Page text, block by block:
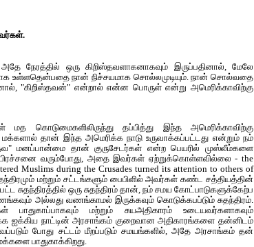
நேரத்தில் ஒரு கிறிஸ்தவளாக‌னாகவும் இருப்பதினால், மேலே
உள்ளதென்பதை நான் நிச்சயமாக சொல்லமுடியும். நான் சொல்வதை
"கிறிஸ்தவன்" என்றால் என்ன பொருள் என்று அமெரிக்காவிற்கு
கொடுமைகளிலிருந்து தப்பித்து இந்த அமெரிக்காவிற்கு
மக்களால் தான் இந்த அமெரிக்க நாடு உருவாக்கப்பட்டது என்றும் நம்
மனப்பான்மை தான் குருசேடர்கள் என்ற பெயரில் முஸ்லீம்களை
வரும்போது, அதை இவர்கள் ஏற்றுக்கொள்ளவில்லை - the
Muslims during the Crusades turned its attention to others of
மற்றும் சட்டங்களும் பைபிளில் அவர்கள் கண்ட சத்தியத்தின்
சுதந்திரத்தில் ஒரு சுதந்திரம் தான், நம் சமய கோட்பாடுகளுக்கேற்ப
அல்லது வணங்காமல் இருக்கவும் கொடுக்கபப்டும் சுதந்திரம்.
மற்றும் சுயஅதிகாரம் உடையவர்களாகவும்
ஐக்கிய நாட்டின் அரசாங்கம் குறைவான அதிகாரங்களை தன்னிடம்
போது சட்டம் மீறப்படும் சமயங்களில், அதே அரசாங்கம் தன்
பாதுகாக்கிறது.